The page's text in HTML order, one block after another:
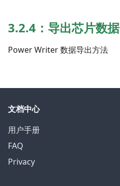
3.2.4：导出芯片数据
Power Writer 数据导出方法
文档中心
用户手册
FAQ
Privacy